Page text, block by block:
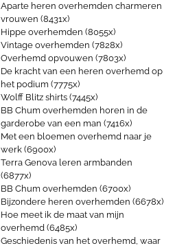
Aparte heren overhemden charmeren
vrouwen (8431x)
Hippe overhemden (8055x)
Vintage overhemden (7828x)
Overhemd opvouwen (7803x)
De kracht van een heren overhemd op
het podium (7775x)
Wolff Blitz shirts (7445x)
BB Chum overhemden horen in de
garderobe van een man (7416x)
Met een bloemen overhemd naar je
werk (6900x)
Terra Genova leren armbanden
(6877x)
BB Chum overhemden (6700x)
Bijzondere heren overhemden (6678x)
Hoe meet ik de maat van mijn
overhemd (6485x)
Geschiedenis van het overhemd, waar